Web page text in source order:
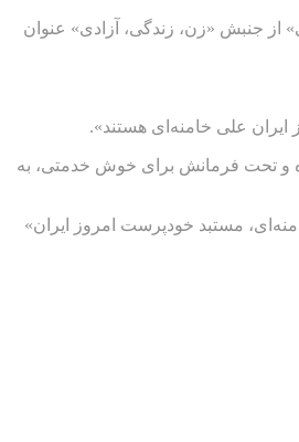
از جنبش «زن، زندگی، آزادی» عنوان
ایران علی خامنه‌ای هستند».
و تحت فرمانش برای خوش خدمتی، به
خامنه‌ای، مستبد خودپرست امروز ایران»